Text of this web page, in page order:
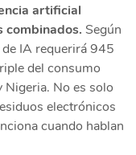
artificial
combinados. Según
IA requerirá 945
del consumo
Nigeria. No es solo
electrónicos
cuando hablan